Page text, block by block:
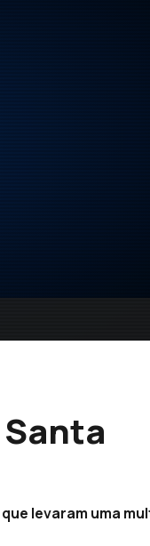
levaram uma